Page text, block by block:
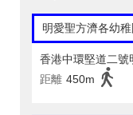
明愛聖方濟各幼稚
香港中環堅道二號
距離 450m